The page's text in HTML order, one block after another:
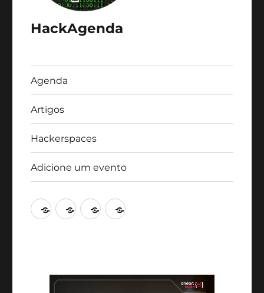
HackAgenda
Agenda
Artigos
Hackerspaces
Adicione um evento